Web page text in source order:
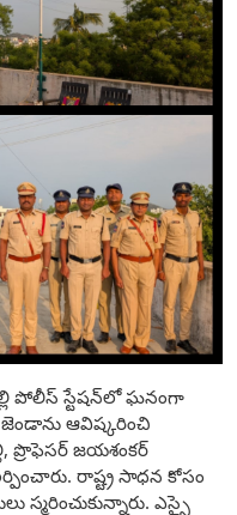
పోలీస్‌ స్టేషన్‌లో ఘనంగా
ఆవిష్కరించి
ప్రొఫెసర్ జయశంకర్
రాష్ట్ర సాధన కోసం
ఎస్సై